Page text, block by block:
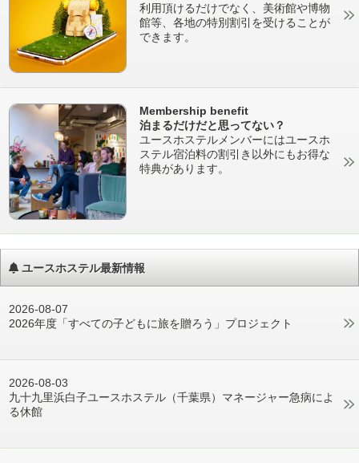
利用頂けるだけでなく、美術館や博物
館等、各地の特別割引を受けることが
できます。
Membership benefit
泊まるだけだと思ってない？
ユースホステルメンバーにはユースホ
ステル宿泊料の割引き以外にもお得な
特典があります。
ユースホステル最新情報
2026-08-07
2026年度「すべての子どもに旅を贈ろう」プロジェクト
2026-08-03
九十九里浜白子ユースホステル（千葉県）マネージャー急病によ
る休館